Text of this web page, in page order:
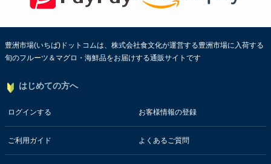
豊洲市場(いちば)ドットコムは、株式会社食文化が運営する豊洲市場に入荷する
旬のフルーツ＆マグロ・海鮮品をお届けする通販サイトです
はじめての方へ
ログインする お客様情報の登録
ご利用ガイド よくあるご質問